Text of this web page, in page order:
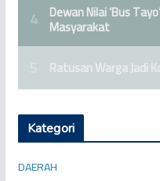
Kategori
DAERAH